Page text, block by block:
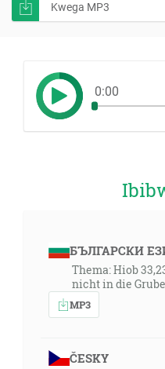
Kwega MP3
0:00
БЪЛГАРСКИ
Thema: Hiob
nicht in die
MP3
ČESKY